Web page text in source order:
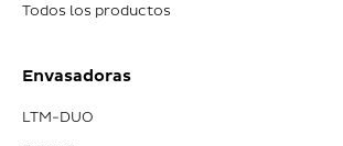
Todos los productos
Envasadoras
LTM-DUO